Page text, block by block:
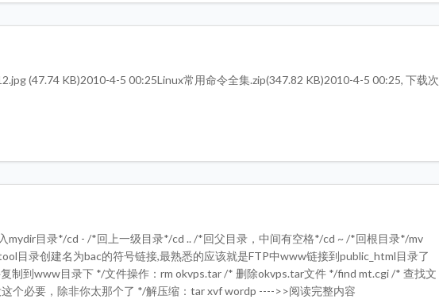
(47.74 KB)2010-4-5 00:25Linux常用命令全集.zip(347.82 KB)2010-4-5 00:25, 下载次
mydir目录*/cd - /*回上一级目录*/cd .. /*回父目录，中间有空格*/cd ~ /*回根目录*/mv
目录创建名为bac的符号链接,最熟悉的应该就是FTP中www链接到public_html目录了
到www目录下 */文件操作：rm okvps.tar /* 删除okvps.tar文件 */find mt.cgi /* 查找文
个必要，除非你太那个了 */解压缩：tar xvf wordp ---->>阅读完整内容